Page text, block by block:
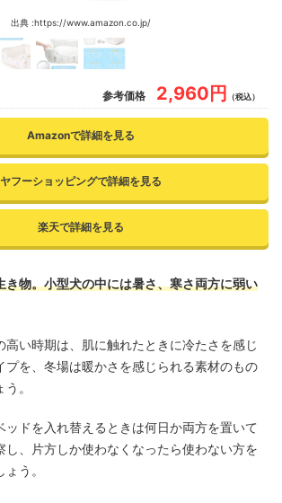
出典 :https://www.amazon.co.jp/
参考価格 2,960円 （税込）
Amazonで詳細を見る
ヤフーショッピングで詳細を見る
楽天で詳細を見る
き物。小型犬の中には暑さ、寒さ両方に弱い
高い時期は、肌に触れたときに冷たさを感じ
プを、冬場は暖かさを感じられる素材のもの
。
ッドを入れ替えるときは何日か両方を置いて
し、片方しか使わなくなったら使わない方を
う。